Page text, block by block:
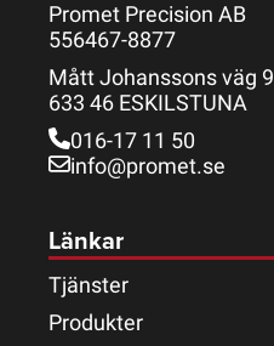
Promet Precision AB
556467-8877
Mått Johanssons väg 9
633 46 ESKILSTUNA
016-17 11 50
info@promet.se
Länkar
Tjänster
Produkter